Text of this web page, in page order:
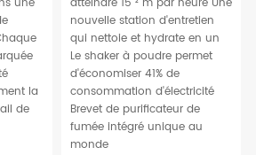
la
de
nouvelle station d'entretien
qui nettoie et hydrate en un
Le shaker à poudre permet
d'économiser 41% de
consommation d'électricité
Brevet de purificateur de
fumée intégré unique au
monde